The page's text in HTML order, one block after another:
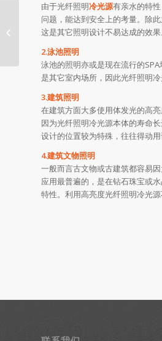
由于光纤照明冷光源有亲水的特
问题，能达到安全上的考量。除
这是其它照明设计不易达成的效果
2.泳池照明
泳池的照明亦或是现在流行的
是其它室内场所，因此光纤照明
3.建筑照明
在建筑方面大多使用体发光的高
因为光纤照明冷光源本体的寿命
设计的位置较为特殊，往往得动
4.建筑文物照明
一般而言古文物或古建筑都容易
应用最普遍的，是在钻石珠宝或
特性。利用高亮度光纤照明冷光
医用显示器基础知识有哪些？